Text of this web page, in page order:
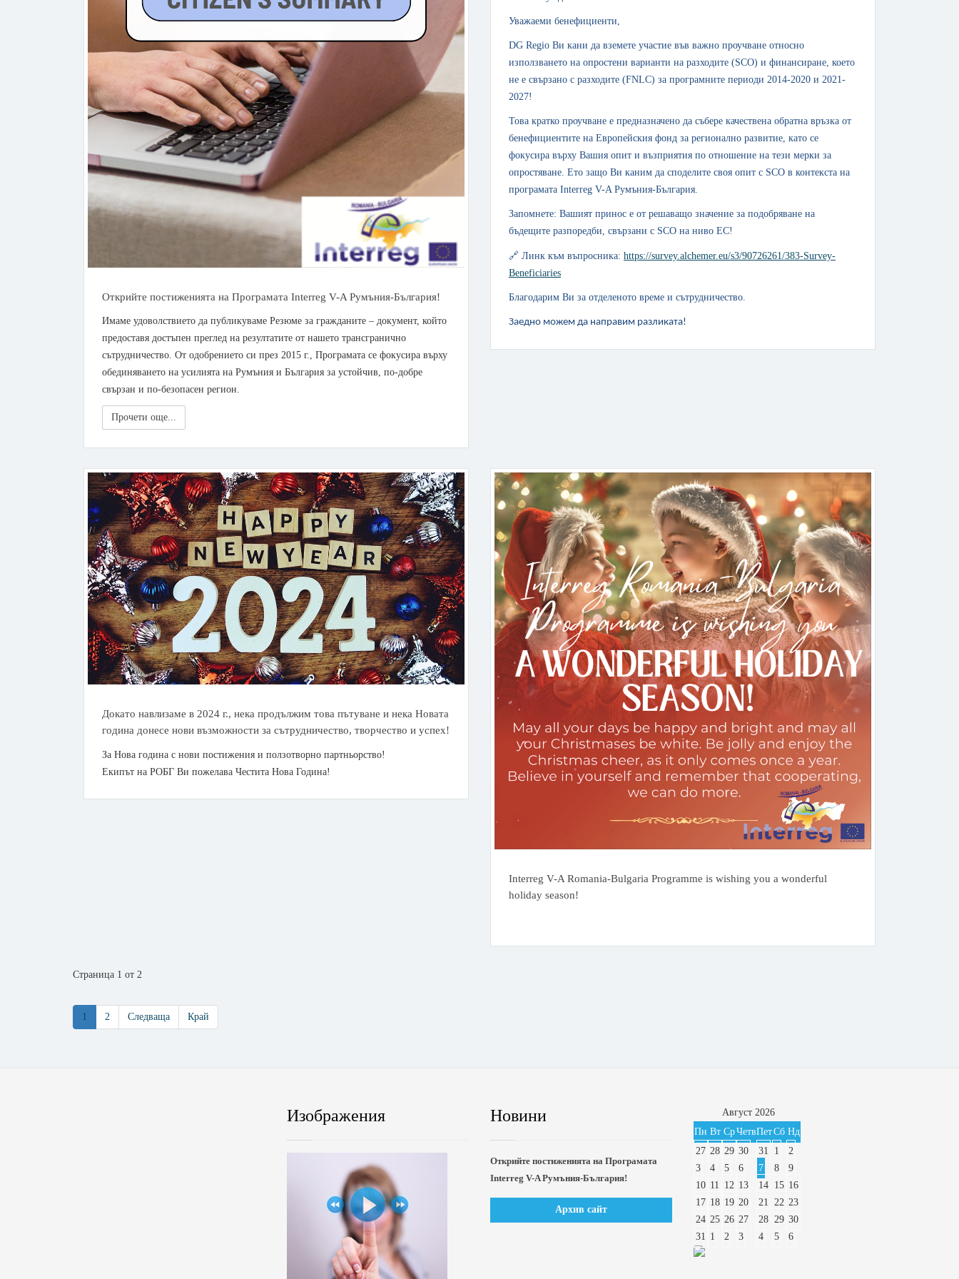
Открийте постиженията на Програмата Interreg V-A Румъния-България!
Имаме удоволствието да публикуваме Резюме за гражданите – документ, който
предоставя достъпен преглед на резултатите от нашето трансгранично
сътрудничество. От одобрението си през 2015 г., Програмата се фокусира върху
обединяването на усилията на Румъния и България за устойчив, по-добре
свързан и по-безопасен регион.
Прочети още...
Уважаеми бенефициенти,
DG Regio Ви кани да вземете участие във важно проучване относно
използването на опростени варианти на разходите (SCO) и финансиране, което
не е свързано с разходите (FNLC) за програмните периоди 2014-2020 и 2021-
2027!
Това кратко проучване е предназначено да събере качествена обратна връзка от
бенефициентите на Европейския фонд за регионално развитие, като се
фокусира върху Вашия опит и възприятия по отношение на тези мерки за
опростяване. Ето защо Ви каним да споделите своя опит с SCO в контекста на
програмата Interreg V-A Румъния-България.
Запомнете: Вашият принос е от решаващо значение за подобряване на
бъдещите разпоредби, свързани с SCO на ниво ЕС!
🔗 Линк към въпросника: https://survey.alchemer.eu/s3/90726261/383-Survey-
Beneficiaries
Благодарим Ви за отделеното време и сътрудничество.
Заедно можем да направим разликата!
Докато навлизаме в 2024 г., нека продължим това пътуване и нека Новата
година донесе нови възможности за сътрудничество, творчество и успех!
За Нова година с нови постижения и ползотворно партньорство!
Екипът на РОБГ Ви пожелава Честита Нова Година!
Interreg V-A Romania-Bulgaria Programme is wishing you a wonderful
holiday season!
Страница 1 от 2
1 2 Следваща Край
Изображения Новини
Открийте постиженията на Програмата
Interreg V-A Румъния-България!
Архив сайт
Август 2026
Пн Вт СрЧетвПетСб Нд
27 28 29 30 31 1
2
3
4 5 6 7 8
9
10 11 12 13 14 15 16
17 18 19 20 21 22 23
24 25 26 27 28 29 30
31 1 2 3 4 5 6